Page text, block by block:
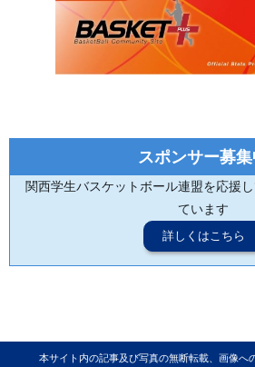
スポンサー募集
関西学生バスケットボール連盟を応援
ています
詳しくはこちら
本サイト内の記事及び写真の無断転載、画像へ